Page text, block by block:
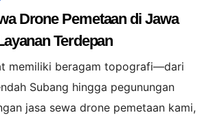
Drone Pemetaan di Jawa
Terdepan
memiliki beragam topografi—dari
Subang hingga pegunungan
jasa sewa drone pemetaan kami,